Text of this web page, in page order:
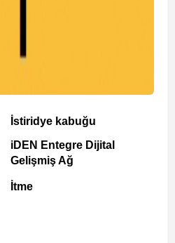
İstiridye kabuğu
iDEN Entegre Dijital
Gelişmiş Ağ
İtme